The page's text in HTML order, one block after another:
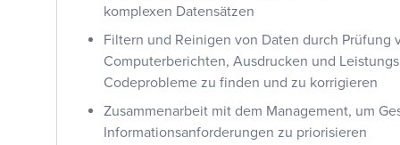
komplexen Datensätzen
Filtern und Reinigen von Daten durch Prüfung
Computerberichten, Ausdrucken und
Codeprobleme zu finden und zu korrigieren
Zusammenarbeit mit dem Management, um
Informationsanforderungen zu priorisieren